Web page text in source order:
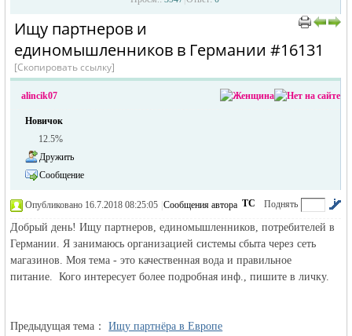
жизнь и
›
Ищу партнеров и
единомышленников в Германии #16131
[Скопировать ссылку]
alincik07
Новичок
12.5%
Дружить
Сообщение
Поднять
ТС
Опубликовано 16.7.2018 08:25:05 Сообщения автора
Добрый день! Ищу партнеров, единомышленников, потребителей в
Германии. Я занимаюсь организацией системы сбыта через сеть
магазинов. Моя тема - это качественная вода и правильное
питание. Кого интересует более подробная инф., пишите в личку.
Предыдущая тема：Ищу партнёра в Европе